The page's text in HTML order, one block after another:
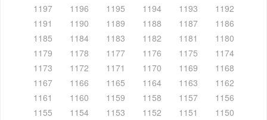
1197
1196 1195 1194 1193
1192
1191
1190 1189 1188 1187
1186
1185
1184 1183 1182 1181
1180
1179
1178 1177 1176 1175
1174
1173
1172 1171 1170 1169
1168
1167
1166 1165 1164 1163
1162
1161
1160 1159 1158 1157
1156
1155
1154 1153 1152 1151
1150